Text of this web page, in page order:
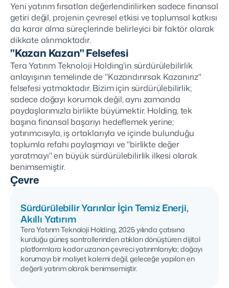
Yeni yatırım fırsatları değerlendirilirken sadece finansal
getiri değil, projenin çevresel etkisi ve toplumsal katkısı
da karar alma süreçlerinde belirleyici bir faktör olarak
dikkate alınmaktadır.
"Kazan Kazan" Felsefesi
Tera Yatırım Teknoloji Holding'in sürdürülebilirlik
anlayışının temelinde de "Kazandırırsak Kazanırız"
felsefesi yatmaktadır. Bizim için sürdürülebilirlik;
sadece doğayı korumak değil, aynı zamanda
paydaşlarımızla birlikte büyümektir. Holding, tek
başına finansal başarıyı hedeflemek yerine;
yatırımcısıyla, iş ortaklarıyla ve içinde bulunduğu
toplumla refahı paylaşmayı ve "birlikte değer
yaratmayı" en büyük sürdürülebilirlik ilkesi olarak
benimsemiştir.
Çevre
Sürdürülebilir Yarınlar İçin Temiz Enerji,
Akıllı Yatırım
Tera Yatırım Teknoloji Holding, 2025 yılında çatısına
kurduğu güneş santrallerinden atıkları dönüştüren dijital
platformlara kadar uzanan çevreci yatırımlarıyla; doğayı
korumayı bir maliyet kalemi değil, geleceğe yapılan en
değerli yatırım olarak benimsemiştir.